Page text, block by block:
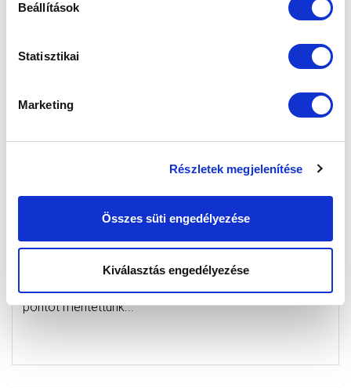
Beállítások
Statisztikai
Marketing
Részletek megjelenítése
Összes süti engedélyezése
Kiválasztás engedélyezése
KÉTGÓLOS HÁTRÁNYBÓL ÁLLTUNK FEL A
HONVÉD ELLEN
2020-12-06 16:49:38
Az első félidő nem úgy sikerült, ahogy szerettük volna,
pontot mentettünk...